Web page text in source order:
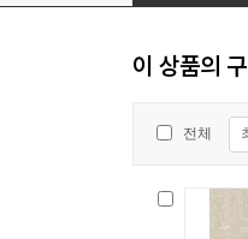
이 상품의
전체